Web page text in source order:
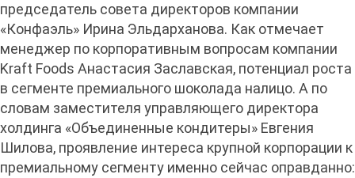
председатель совета директоров компании
«Конфаэль» Ирина Эльдарханова. Как отмечает
менеджер по корпоративным вопросам компании
Kraft Foods Анастасия Заславская, потенциал роста
в сегменте премиального шоколада налицо. А по
словам заместителя управляющего директора
холдинга «Объединенные кондитеры» Евгения
Шилова, проявление интереса крупной корпорации к
премиальному сегменту именно сейчас оправданно: